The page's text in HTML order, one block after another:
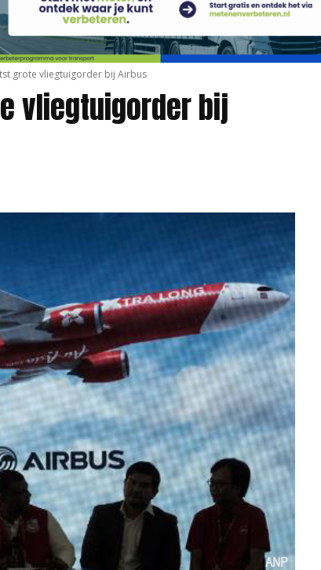
grote vliegtuigorder bij Airbus
vliegtuigorder bij